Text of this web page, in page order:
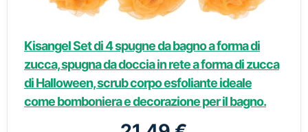
Kisangel Set di 4 spugne da bagno a forma di
zucca, spugna da doccia in rete a forma di zucca
di Halloween, scrub corpo esfoliante ideale
come bomboniera e decorazione per il bagno.